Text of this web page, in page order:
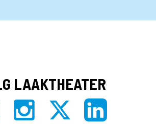
LAAKTHEATER